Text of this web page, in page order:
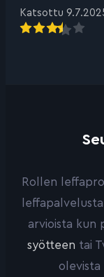
Katsottu
Rollen
arvioista kun
syötteen tai
olevista